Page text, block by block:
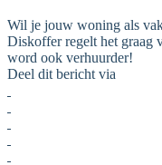
Wil je jouw woning als
Diskoffer regelt het graag
word ook verhuurder!
Deel dit bericht via